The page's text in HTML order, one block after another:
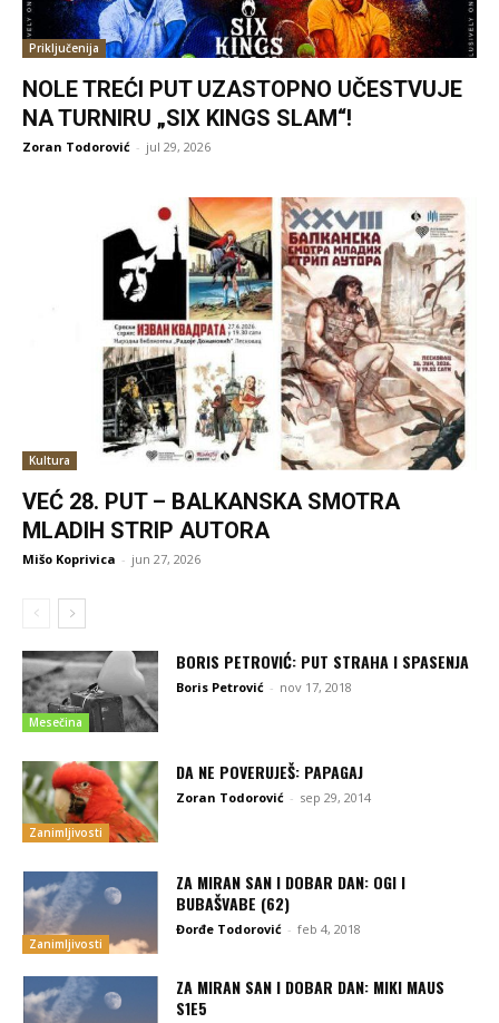
Priključenija
NOLE TREĆI PUT UZASTOPNO UČESTVUJE
NA TURNIRU „SIX KINGS SLAM“!
Zoran Todorović - jul 29, 2026
Kultura
VEĆ 28. PUT – BALKANSKA SMOTRA
MLADIH STRIP AUTORA
Mišo Koprivica - jun 27, 2026
Mesečina
BORIS PETROVIĆ: PUT STRAHA I SPASENJA
Boris Petrović - nov 17, 2018
Zanimljivosti
DA NE POVERUJEŠ: PAPAGAJ
Zoran Todorović - sep 29, 2014
Zanimljivosti
ZA MIRAN SAN I DOBAR DAN: OGI I
BUBAŠVABE (62)
Đorđe Todorović - feb 4, 2018
ZA MIRAN SAN I DOBAR DAN: MIKI MAUS
S1E5